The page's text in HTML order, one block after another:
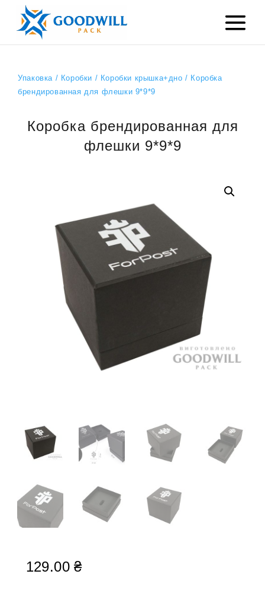
Упаковка/ Коробки / Коробки крышка+дно / Коробка
брендированная для флешки 9*9*9
Коробка брендированная для
флешки 9*9*9
129.00₴